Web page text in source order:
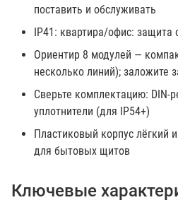
поставить и обслуживать
IP41: квартира/офис: защита
Ориентир 8 модулей —
несколько линий); заложите
Сверьте комплектацию: DIN-
уплотнители (для IP54+)
Пластиковый корпус лёгкий
для бытовых щитов
Ключевые